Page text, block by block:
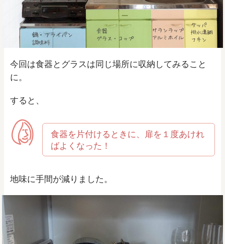
今回は食器とグラスは同じ場所に収納してみること
に。
すると、
食器を片付けるときに、扉を１度あけれ
ばよくなった！
地味に手間が減りました。